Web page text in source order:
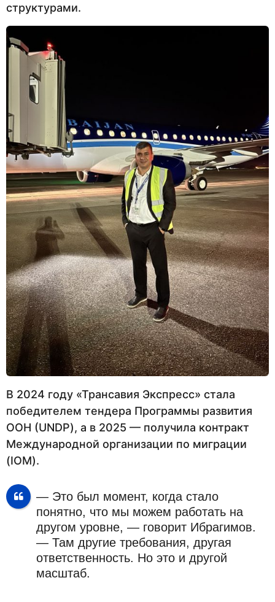
структурами.
В 2024 году «Трансавия Экспресс» стала
победителем тендера Программы развития
ООН (UNDP), а в 2025 — получила контракт
Международной организации по миграции
(IOM).
— Это был момент, когда стало
понятно, что мы можем работать на
другом уровне, — говорит Ибрагимов.
— Там другие требования, другая
ответственность. Но это и другой
масштаб.